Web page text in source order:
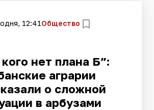
12:41Общество
нет плана Б”:
аграрии
о сложной
в арбузами